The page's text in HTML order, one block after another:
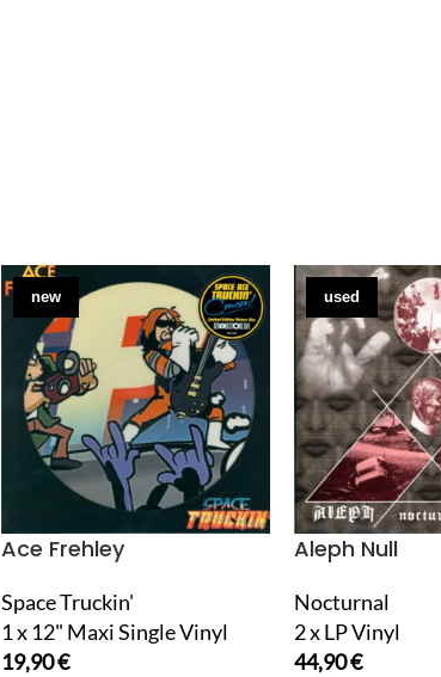
new
Ace Frehley
Space Truckin'
1 x 12" Maxi Single Vinyl
19,90€
used
Aleph Null
Nocturnal
2 x LP Vinyl
44,90€